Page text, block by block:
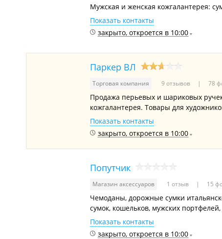
Мужская и женская кожгалантерея:
Показать контакты
закрыто, откроется в 10:00
Паркер ВЛ
Торговая компания 9 отзывов 78
Продажа перьевых и шариковых
кожгалантерея. Товары для
Показать контакты
закрыто, откроется в 10:00
Попутчик
Магазин аксессуаров 1 отзыв 15
Чемоданы, дорожные сумки
сумок, кошельков, мужских
Показать контакты
закрыто, откроется в 10:00